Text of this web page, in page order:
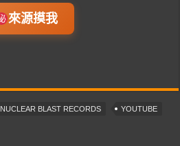
來源摸我
NUCLEAR BLAST RECORDS YOUTUBE